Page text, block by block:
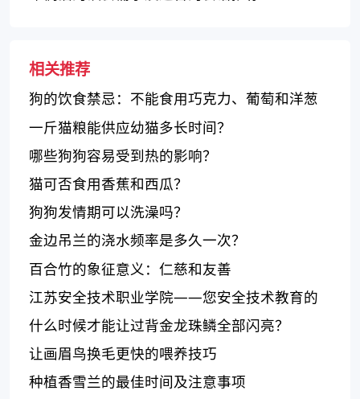
相关推荐
狗的饮食禁忌：不能食用巧克力、葡萄和洋葱
一斤猫粮能供应幼猫多长时间？
哪些狗狗容易受到热的影响？
猫可否食用香蕉和西瓜？
狗狗发情期可以洗澡吗？
金边吊兰的浇水频率是多久一次？
百合竹的象征意义：仁慈和友善
江苏安全技术职业学院——您安全技术教育的
信赖选择！
什么时候才能让过背金龙珠鳞全部闪亮？
让画眉鸟换毛更快的喂养技巧
种植香雪兰的最佳时间及注意事项